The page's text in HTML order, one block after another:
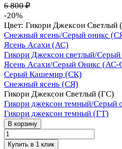
6 800 ₽
-20%
Цвет: Гикори Джексон Светлый
Снежный ясень/Серый оникс
Ясень Асахи (АС)
Гикори Джексон светлый/
Ясень Асахи/Серый Оникс
Серый Кашемир (СК)
Снежный ясень (СЯ)
Гикори Джексон Светлый (ГС)
Гикори джексон темный/Серый
Гикори джексон темный (ГТ)
В корзину
Купить в 1 клик